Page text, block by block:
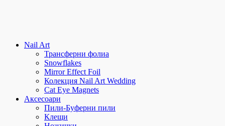
Nail Art
Трансферни фолиа
Snowflakes
Mirror Effect Foil
Колекция Nail Art Wedding
Cat Eye Magnets
Аксесоари
Пили-Буферни пили
Клещи